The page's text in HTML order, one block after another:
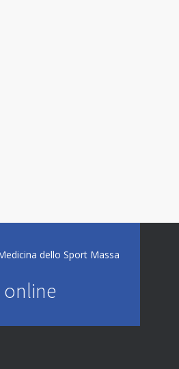
dello Sport Massa